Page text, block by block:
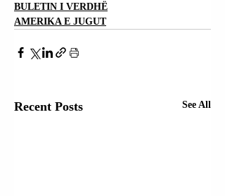
BULETIN I VERDHË
AMERIKA E JUGUT
Recent Posts See All